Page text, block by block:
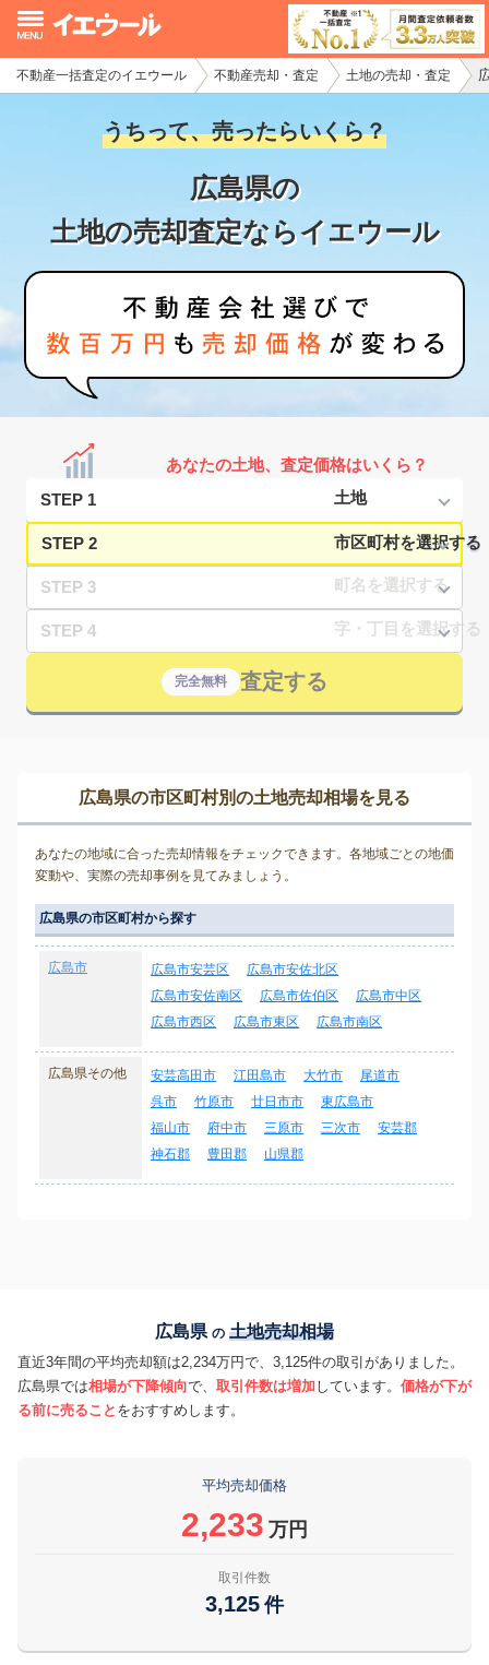
不動産一括査定のイエウール 不動産売却・査定 土地の売却・査定
うちって、売ったらいくら？
広島県の
土地の売却査定ならイエウール
あなたの土地、査定価格はいくら？
STEP 1
STEP 2
STEP 3
STEP 4
完全無料 査定する
広島県の市区町村別の土地売却相場を見る
あなたの地域に合った売却情報をチェックできます。各地域ごとの地価
変動や、実際の売却事例を見てみましょう。
広島県の市区町村から探す
広島市 広島市安芸区
広島市安佐北区
広島市安佐南区
広島市佐伯区
広島市中区
広島市西区
広島市東区 広島市南区
広島県その他 安芸高田市 江田島市 大竹市
尾道市
呉市
竹原市 廿日市市
東広島市
福山市
府中市 三原市 三次市
安芸郡
神石郡
豊田郡 山県郡
広島県 の 土地売却相場
直近3年間の平均売却額は2,234万円で、3,125件の取引がありました。
広島県では相場が下降傾向で、 取引件数は増加しています。 価格が下が
る前に売ること をおすすめします。
平均売却価格
2,233 万円
取引件数
3,125 件
イエウール加盟希望の不動産会社様
初めての方へ
不動産の売却・一括査定
家査定シミュレーター
お問い合わせ